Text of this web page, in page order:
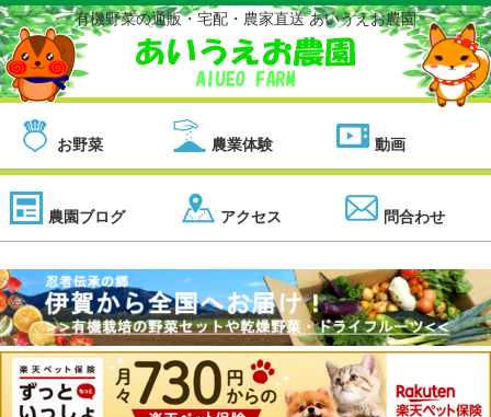
有機野菜の通販・宅配・農家直送 あいうえお農園
お野菜 農業体験 動画
農園ブログ アクセス 問合わせ